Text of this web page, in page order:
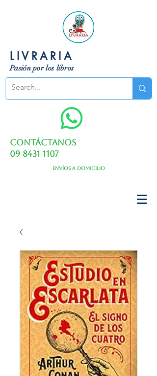
LIVRARIA
Pasión por los libros
Contáctanos
09 8431 1107
Envíos a domicilio